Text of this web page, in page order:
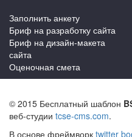
Заполнить анкету
Бриф на разработку сайта
Бриф на дизайн-макета
сайта
Оценочная смета
© 2015 Бесплатный шаблон
веб-студии tcse-cms.com.
В основе фреймворк twitter